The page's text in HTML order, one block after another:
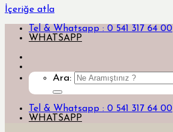
İçeriğe atla
Tel & Whatsapp : 0 541 317 64 00
WHATSAPP
Ara:
Tel & Whatsapp : 0 541 317 64 00
WHATSAPP